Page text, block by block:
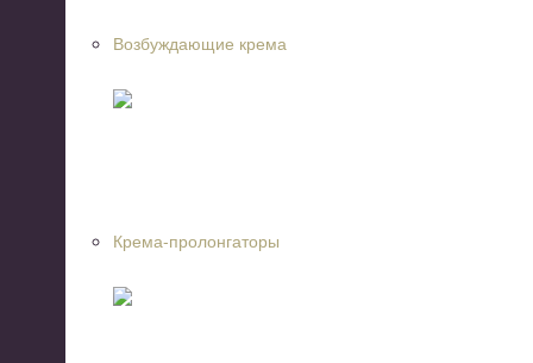
Возбуждающие крема
Крема-пролонгаторы